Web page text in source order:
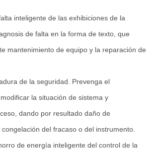
inteligente de las exhibiciones de la
de falta en la forma de texto, que
mantenimiento de equipo y la reparación de
de la seguridad. Prevenga el
la situación de sistema y
dando por resultado daño de
del fracaso o del instrumento.
de energía inteligente del control de la